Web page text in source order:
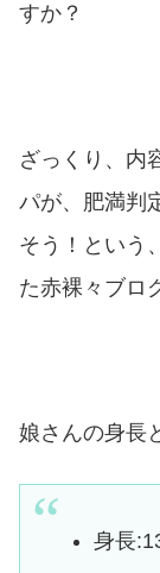
すか？
ざっくり、内
パが、肥満判
そう！という
た赤裸々ブロ
娘さんの身長
身長